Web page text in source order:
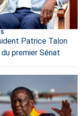
Patrice Talon
premier Sénat